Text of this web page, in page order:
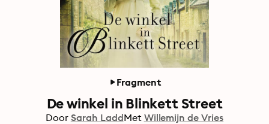
Fragment
De winkel in Blinkett Street
Door Sarah LaddMet Willemijn de Vries